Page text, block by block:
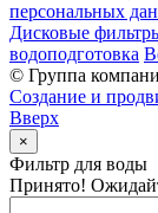
персональных
Дисковые
водоподготовка
© Группа
Создание и
Вверх
×
Фильтр для воды
Принято!